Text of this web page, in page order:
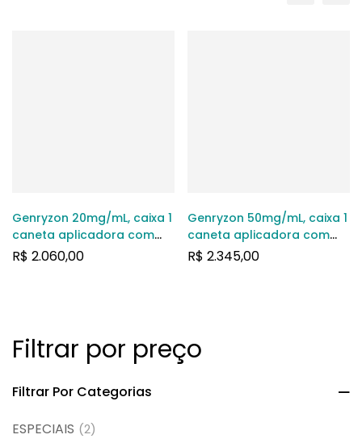
Filtrar por preço
Filtrar Por Categorias
ESPECIAIS (2)
Genryzon 20mg/mL, caixa 1
caneta aplicadora com
1,2mL de solução de uso
R$ 2.060,00
Genryzon 50mg/mL, caixa 1
caneta aplicadora com
1,2mL de solução de uso
R$ 2.345,00